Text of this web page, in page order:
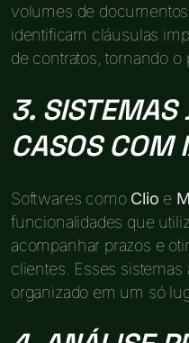
volumes de
identificam cláusulas
de contratos, tornando o
3. SISTEMAS
CASOS COM
Softwares como Clio e
funcionalidades que
acompanhar prazos e
clientes. Esses
organizado em um só